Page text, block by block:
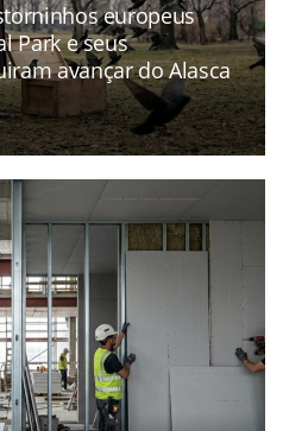
europeus
Park e seus
avançar do Alasca